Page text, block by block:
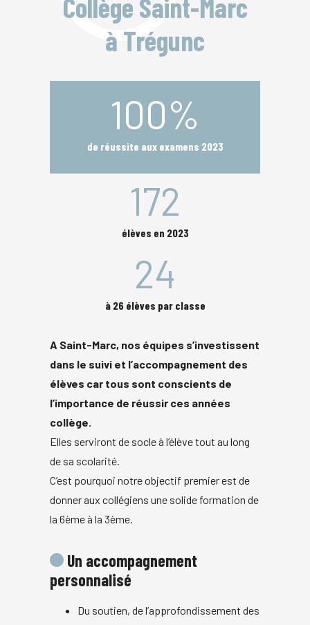
Collège Saint-Marc
à Trégunc
100%
de réussite aux examens 2023
172
élèves en 2023
24
à 26 élèves par classe
A Saint-Marc, nos équipes s’investissent
dans le suivi et l’accompagnement des
élèves car tous sont conscients de
l’importance de réussir ces années
collège.
Elles serviront de socle à l’élève tout au long
de sa scolarité.
C’est pourquoi notre objectif premier est de
donner aux collégiens une solide formation de
la 6ème à la 3ème.
Un accompagnement
personnalisé
Du soutien, de l’approfondissement des